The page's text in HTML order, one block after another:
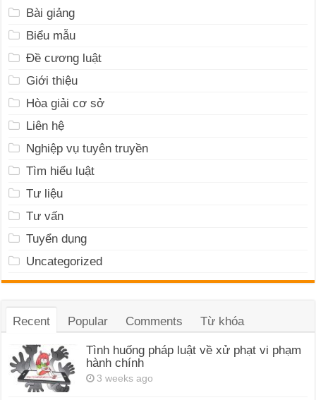
Bài giảng
Biểu mẫu
Đề cương luật
Giới thiệu
Hòa giải cơ sở
Liên hệ
Nghiệp vụ tuyên truyền
Tìm hiểu luật
Tư liệu
Tư vấn
Tuyển dụng
Uncategorized
Recent Popular Comments Từ khóa
Tình huống pháp luật về xử phạt vi phạm
hành chính
3 weeks ago